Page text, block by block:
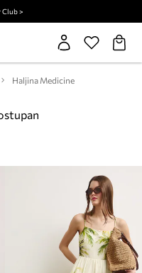
Club >
Haljina Medicine